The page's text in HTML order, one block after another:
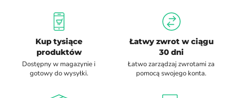
Kup tysiące
produktów
Dostępny w magazynie i
gotowy do wysyłki.
Łatwy zwrot w ciągu
30 dni
Łatwo zarządzaj zwrotami za
pomocą swojego konta.